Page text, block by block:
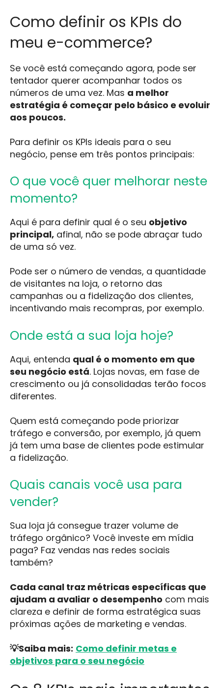
Como definir os KPIs do
meu e-commerce?
Se você está começando agora, pode ser
tentador querer acompanhar todos os
números de uma vez. Mas a melhor
estratégia é começar pelo básico e evoluir
aos poucos.
Para definir os KPIs ideais para o seu
negócio, pense em três pontos principais:
O que você quer melhorar neste
momento?
Aqui é para definir qual é o seu objetivo
principal, afinal, não se pode abraçar tudo
de uma só vez.
Pode ser o número de vendas, a quantidade
de visitantes na loja, o retorno das
campanhas ou a fidelização dos clientes,
incentivando mais recompras, por exemplo.
Onde está a sua loja hoje?
Aqui, entenda qual é o momento em que
seu negócio está. Lojas novas, em fase de
crescimento ou já consolidadas terão focos
diferentes.
Quem está começando pode priorizar
tráfego e conversão, por exemplo, já quem
já tem uma base de clientes pode estimular
a fidelização.
Quais canais você usa para
vender?
Sua loja já consegue trazer volume de
tráfego orgânico? Você investe em mídia
paga? Faz vendas nas redes sociais
também?
Cada canal traz métricas específicas que
ajudam a avaliar o desempenho com mais
clareza e definir de forma estratégica suas
próximas ações de marketing e vendas.
💡Saiba mais: Como definir metas e
objetivos para o seu negócio